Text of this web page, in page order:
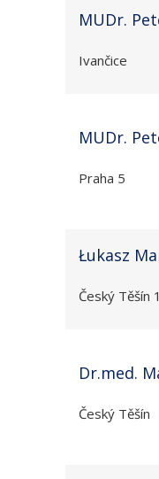
MUDr.
Ivančice
MUDr.
Praha 5
Łukasz
Český Těšín 1
Dr.med.
Český Těšín